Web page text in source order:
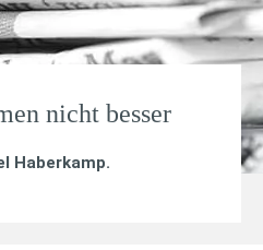
nicht besser
Haberkamp.